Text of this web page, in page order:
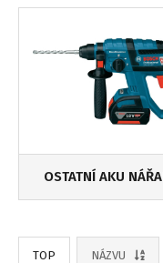
OSTATNÍ AKU
TOP NÁZVU